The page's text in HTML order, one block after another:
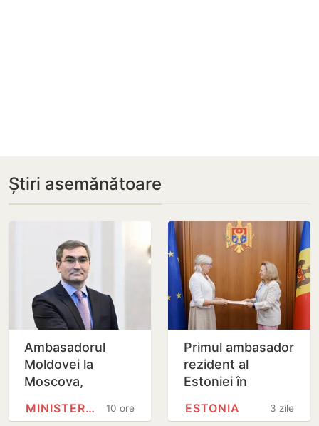
Știri asemănătoare
Ambasadorul
Moldovei la
Moscova,
consultări după10 ore
MINISTERUL AFACERILOR EXTERNE
Primul ambasador
rezident al
Estoniei în
Moldova și-a
3 zile
ESTONIA